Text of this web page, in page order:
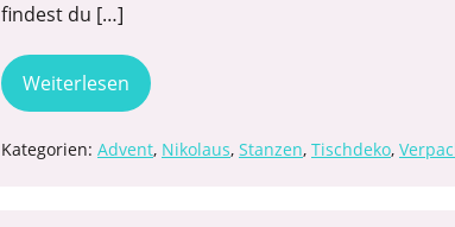
findest du […]
Weiterlesen
Kategorien: Advent, Nikolaus, Stanzen, Tischdeko,